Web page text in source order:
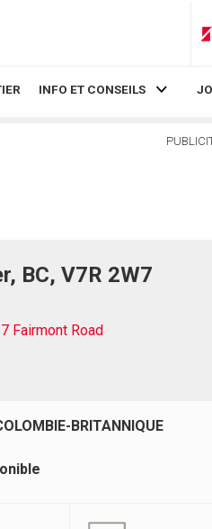
INFO ET CONSEILS
BC, V7R 2W7
Fairmont Road
BRITANNIQUE